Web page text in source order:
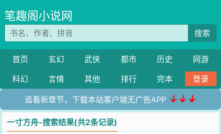
笔趣阁小说网
搜索
首页 玄幻 武侠 都市 历史
网游
科幻
言情 其他 排行 完本 登录
追看新章节，下载本站客户端无广告APP ↓↓↓
一寸方舟-搜索结果(共2条记录)